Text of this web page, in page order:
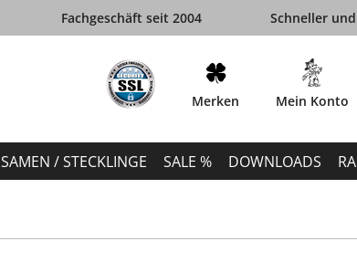
Fachgeschäft seit 2004 Schneller
Merken Mein Konto
SAMEN / STECKLINGE SALE % DOWNLOADS